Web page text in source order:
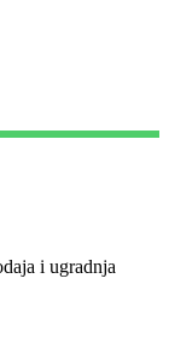
i ugradnja